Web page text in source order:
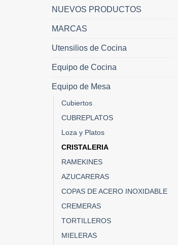
NUEVOS PRODUCTOS
MARCAS
Utensilios de Cocina
Equipo de Cocina
Equipo de Mesa
Cubiertos
CUBREPLATOS
Loza y Platos
CRISTALERIA
RAMEKINES
AZUCARERAS
COPAS DE ACERO INOXIDABLE
CREMERAS
TORTILLEROS
MIELERAS